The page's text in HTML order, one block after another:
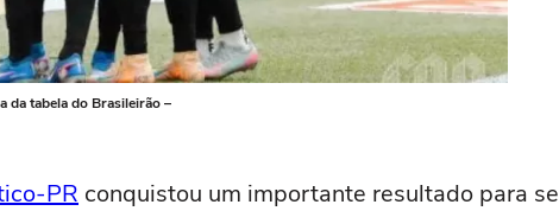
da tabela do Brasileirão –
PR conquistou um importante resultado para se